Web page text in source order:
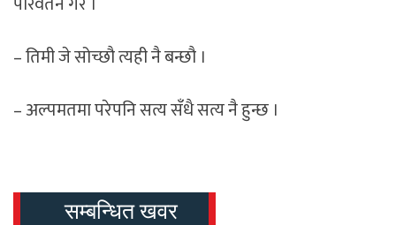
– तिमी जे सोच्छौ त्यही नै बन्छौ ।
– अल्पमतमा परेपनि सत्य सँधै सत्य नै हुन्छ ।
सम्बन्धित खवर